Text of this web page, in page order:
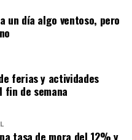
un día algo ventoso, pero
ferias y actividades
de semana
tasa de mora del 12% y